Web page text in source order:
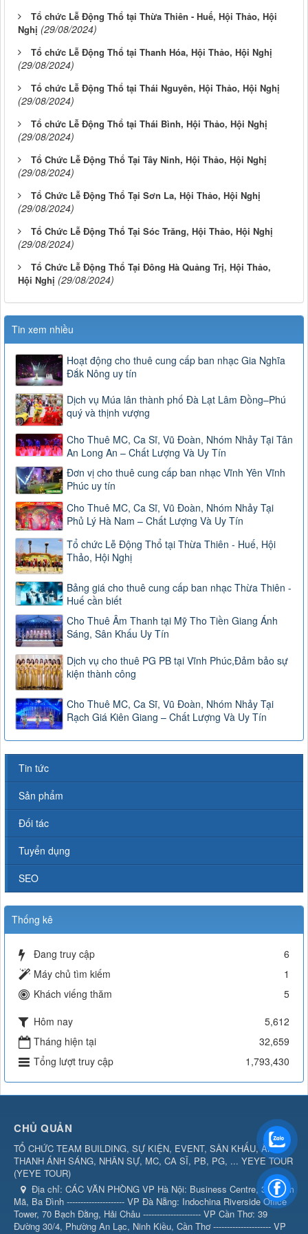
Tổ chức Lễ Động Thổ tại Thừa Thiên - Huế, Hội Thảo, Hội
Nghị (29/08/2024)
Tổ chức Lễ Động Thổ tại Thanh Hóa, Hội Thảo, Hội Nghị
(29/08/2024)
Tổ chức Lễ Động Thổ tại Thái Nguyên, Hội Thảo, Hội Nghị
(29/08/2024)
Tổ chức Lễ Động Thổ tại Thái Bình, Hội Thảo, Hội Nghị
(29/08/2024)
Tổ Chức Lễ Động Thổ Tại Tây Ninh, Hội Thảo, Hội Nghị
(29/08/2024)
Tổ Chức Lễ Động Thổ Tại Sơn La, Hội Thảo, Hội Nghị
(29/08/2024)
Tổ Chức Lễ Động Thổ Tại Sóc Trăng, Hội Thảo, Hội Nghị
(29/08/2024)
Tổ Chức Lễ Động Thổ Tại Đông Hà Quảng Trị, Hội Thảo,
Hội Nghị (29/08/2024)
Tin xem nhiều
Hoạt động cho thuê cung cấp ban nhạc Gia Nghĩa
Đắk Nông uy tín
Dịch vụ Múa lân thành phố Đà Lạt Lâm Đồng–Phú
quý và thịnh vượng
Cho Thuê MC, Ca Sĩ, Vũ Đoàn, Nhóm Nhảy Tại Tân
An Long An – Chất Lượng Và Uy Tín
Đơn vị cho thuê cung cấp ban nhạc Vĩnh Yên Vĩnh
Phúc uy tín
Cho Thuê MC, Ca Sĩ, Vũ Đoàn, Nhóm Nhảy Tại
Phủ Lý Hà Nam – Chất Lượng Và Uy Tín
Tổ chức Lễ Động Thổ tại Thừa Thiên - Huế, Hội
Thảo, Hội Nghị
Bảng giá cho thuê cung cấp ban nhạc Thừa Thiên -
Huế cần biết
Cho Thuê Âm Thanh tại Mỹ Tho Tiền Giang Ánh
Sáng, Sân Khấu Uy Tín
Dịch vụ cho thuê PG PB tại Vĩnh Phúc,Đảm bảo sự
kiện thành công
Cho Thuê MC, Ca Sĩ, Vũ Đoàn, Nhóm Nhảy Tại
Rạch Giá Kiên Giang – Chất Lượng Và Uy Tín
Tin tức
Sản phẩm
Đối tác
Tuyển dụng
SEO
Thống kê
Đang truy cập
6
Máy chủ tìm kiếm
1
Khách viếng thăm
5
Hôm nay
5,612
Tháng hiện tại
32,659
Tổng lượt truy cập
1,793,430
CHỦ QUẢN
TỔ CHỨC TEAM BUILDING, SỰ KIỆN, EVENT, SÂN KHẤU, ÂM
THANH ÁNH SÁNG, NHÂN SỰ, MC, CA SĨ, PB, PG, ... YEYE TOUR
(YEYE TOUR)
Địa chỉ: CÁC VĂN PHÒNG VP Hà Nội: Business Centre, 360 Kim
Mã, Ba Đình --------------------- VP Đà Nẵng: Indochina Riverside Office
Tower, 70 Bạch Đằng, Hải Châu --------------------- VP Cần Thơ: 39
Đường 30/4, Phường An Lạc, Ninh Kiều, Cần Thơ --------------------- VP